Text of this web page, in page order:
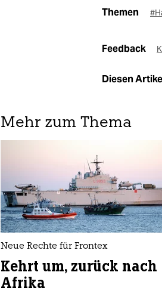
Themen
Feedback
Diesen
Mehr zum Thema
Neue Rechte für Frontex
Kehrt um, zurück nach
Afrika